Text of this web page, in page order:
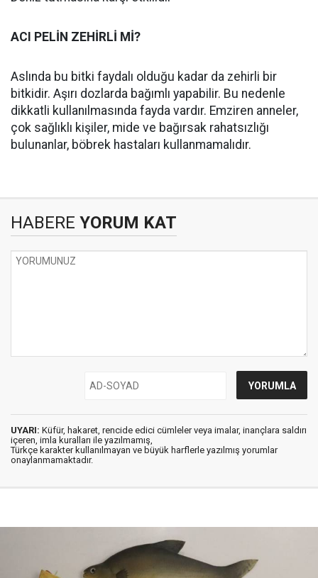
ACI PELİN ZEHİRLİ Mİ?
Aslında bu bitki faydalı olduğu kadar da zehirli bir
bitkidir. Aşırı dozlarda bağımlı yapabilir. Bu nedenle
dikkatli kullanılmasında fayda vardır. Emziren anneler,
çok sağlıklı kişiler, mide ve bağırsak rahatsızlığı
bulunanlar, böbrek hastaları kullanmamalıdır.
HABERE YORUM KAT
UYARI: Küfür, hakaret, rencide edici cümleler veya imalar, inançlara saldırı
içeren, imla kuralları ile yazılmamış,
Türkçe karakter kullanılmayan ve büyük harflerle yazılmış yorumlar
onaylanmamaktadır.